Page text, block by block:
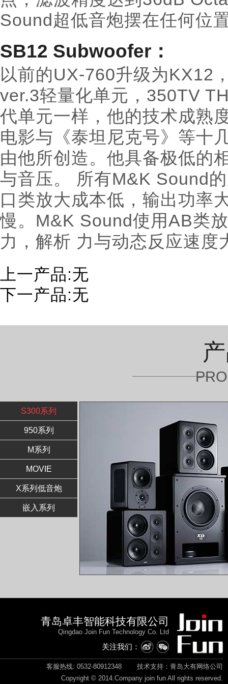
Sound超低音炮摆在任何位
SB12 Subwoofer：
以前的UX-760升级为KX12
ver.3轻量化单元，350TV
代单元一样，他的技术成熟
电影与《泰坦尼克号》等十
由他所创造。他具备极低的
与音压。 所有M&K Sound
口类放大成本低，输出功率
慢。M&K Sound使用AB类
力，解析 力与动态反应速度
上一产品:无
下一产品:无
S300系列
950系列
M系列
MOVIE
X系列低音炮
嵌入系列
青岛卓丰智能科技有限公司
Qingdao Join Fun Technology Co. Ltd
关注我们：
客服热线: 0532-80912348
技术支持：青岛大有网络公司
Copyright © 2014.Company join fun All rights reserved.